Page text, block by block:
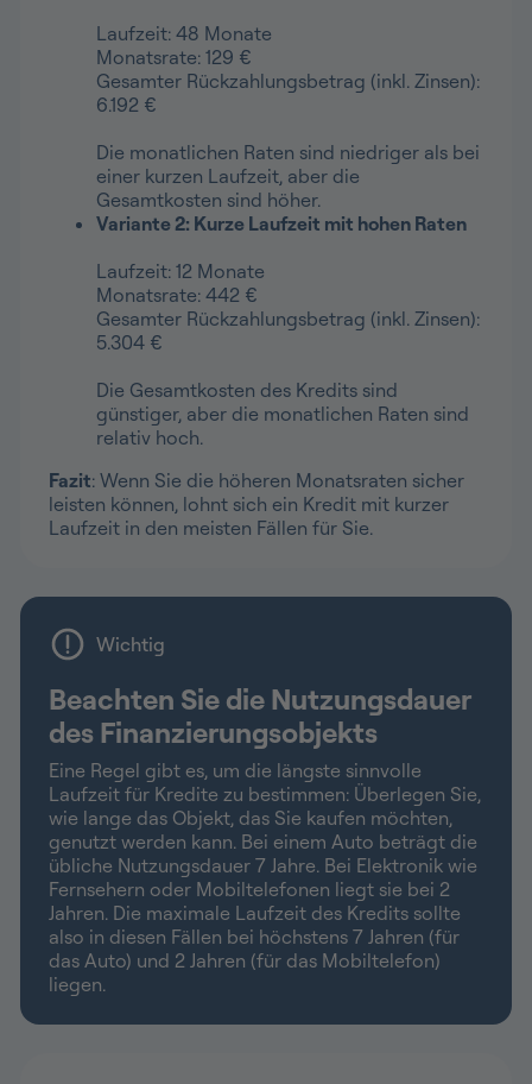
Laufzeit: 48 Monate
Monatsrate: 129 €
Gesamter Rückzahlungsbetrag (inkl. Zinsen):
6.192 €
Die monatlichen Raten sind niedriger als bei
einer kurzen Laufzeit, aber die
Gesamtkosten sind höher.
Variante 2: Kurze Laufzeit mit hohen Raten
Laufzeit: 12 Monate
Monatsrate: 442 €
Gesamter Rückzahlungsbetrag (inkl. Zinsen):
5.304 €
Die Gesamtkosten des Kredits sind
günstiger, aber die monatlichen Raten sind
relativ hoch.
Fazit: Wenn Sie die höheren Monatsraten sicher
leisten können, lohnt sich ein Kredit mit kurzer
Laufzeit in den meisten Fällen für Sie.
Wichtig
Beachten Sie die Nutzungsdauer
des Finanzierungsobjekts
Eine Regel gibt es, um die längste sinnvolle
Laufzeit für Kredite zu bestimmen: Überlegen Sie,
wie lange das Objekt, das Sie kaufen möchten,
genutzt werden kann. Bei einem Auto beträgt die
übliche Nutzungsdauer 7 Jahre. Bei Elektronik wie
Fernsehern oder Mobiltelefonen liegt sie bei 2
Jahren. Die maximale Laufzeit des Kredits sollte
also in diesen Fällen bei höchstens 7 Jahren (für
das Auto) und 2 Jahren (für das Mobiltelefon)
liegen.